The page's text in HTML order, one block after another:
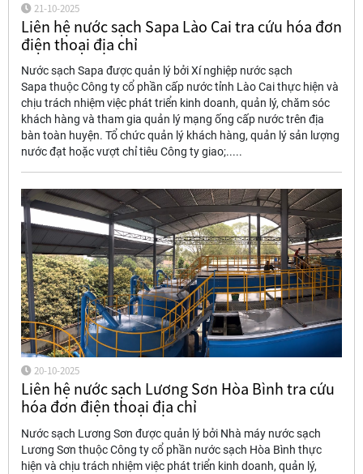
21-10-2025
Liên hệ nước sạch Sapa Lào Cai tra cứu hóa đơn
điện thoại địa chỉ
Nước sạch Sapa được quản lý bởi Xí nghiệp nước sạch
Sapa thuộc Công ty cổ phần cấp nước tỉnh Lào Cai thực hiện và
chịu trách nhiệm việc phát triển kinh doanh, quản lý, chăm sóc
khách hàng và tham gia quản lý mạng ống cấp nước trên địa
bàn toàn huyện. Tổ chức quản lý khách hàng, quản lý sản lượng
nước đạt hoặc vượt chỉ tiêu Công ty giao;.....
20-10-2025
Liên hệ nước sạch Lương Sơn Hòa Bình tra cứu
hóa đơn điện thoại địa chỉ
Nước sạch Lương Sơn được quản lý bởi Nhà máy nước sạch
Lương Sơn thuộc Công ty cổ phần nước sạch Hòa Bình thực
hiện và chịu trách nhiệm việc phát triển kinh doanh, quản lý,